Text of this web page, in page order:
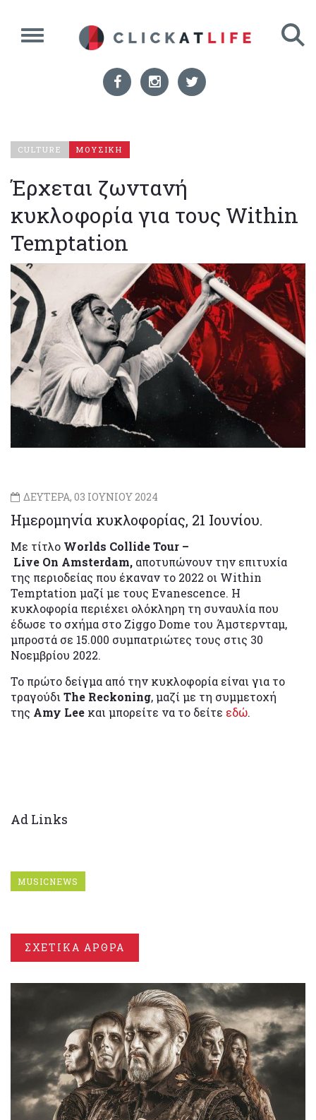
CULTURE ΜΟΥΣΙΚΗ
Έρχεται ζωντανή
κυκλοφορία για τους Within
Temptation
ΔΕΥΤΕΡΑ, 03 ΙΟΥΝΙΟΥ 2024
Ημερομηνία κυκλοφορίας, 21 Ιουνίου.
Με τίτλο Worlds Collide Tour –
Live On Amsterdam, αποτυπώνουν την επιτυχία
της περιοδείας που έκαναν το 2022 οι Within
Temptation μαζί με τους Evanescence. Η
κυκλοφορία περιέχει ολόκληρη τη συναυλία που
έδωσε το σχήμα στο Ziggo Dome του Άμστερνταμ,
μπροστά σε 15.000 συμπατριώτες τους στις 30
Νοεμβρίου 2022.
Το πρώτο δείγμα από την κυκλοφορία είναι για το
τραγούδιThe Reckoning, μαζί με τη συμμετοχή
της Amy Lee και μπορείτε να το δείτε εδώ.
Ad Links
MUSICNEWS
ΣΧΕΤΙΚΑ ΑΡΘΡΑ